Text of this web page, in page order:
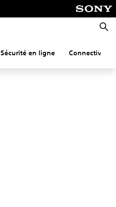
Sécurité en ligne Connectivité